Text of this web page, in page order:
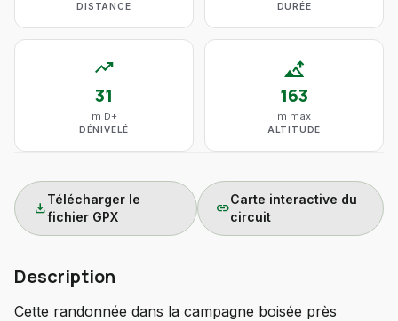
DISTANCE DURÉE
trending_up
31
m D+
DÉNIVELÉ
altitude
163
m max
ALTITUDE
download
Télécharger le
fichier GPX
link
Carte interactive du
circuit
Description
Cette randonnée dans la campagne boisée près